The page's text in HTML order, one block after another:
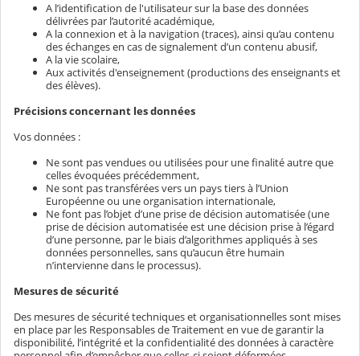
A l’identification de l'utilisateur sur la base des données
délivrées par l’autorité académique,
A la connexion et à la navigation (traces), ainsi qu’au contenu
des échanges en cas de signalement d’un contenu abusif,
A la vie scolaire,
Aux activités d'enseignement (productions des enseignants et
des élèves).
Précisions concernant les données
Vos données :
Ne sont pas vendues ou utilisées pour une finalité autre que
celles évoquées précédemment,
Ne sont pas transférées vers un pays tiers à l’Union
Européenne ou une organisation internationale,
Ne font pas l’objet d’une prise de décision automatisée (une
prise de décision automatisée est une décision prise à l’égard
d’une personne, par le biais d’algorithmes appliqués à ses
données personnelles, sans qu’aucun être humain
n’intervienne dans le processus).
Mesures de sécurité
Des mesures de sécurité techniques et organisationnelles sont mises
en place par les Responsables de Traitement en vue de garantir la
disponibilité, l’intégrité et la confidentialité des données à caractère